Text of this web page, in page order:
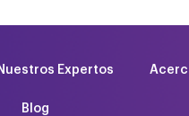
Expertos
Blog